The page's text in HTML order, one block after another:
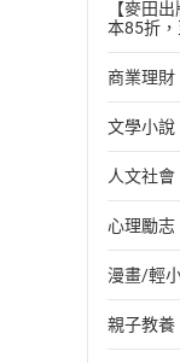
【麥田
本85折
商業理財
投資理
經濟/趨
財務/金
管理/
職場工
文學小說
歐美文
日本文
韓國
華文文
人文社會
國際關
政治
社會科
心理勵志
心靈
人際關
漫畫/輕
輕小說
親子教養